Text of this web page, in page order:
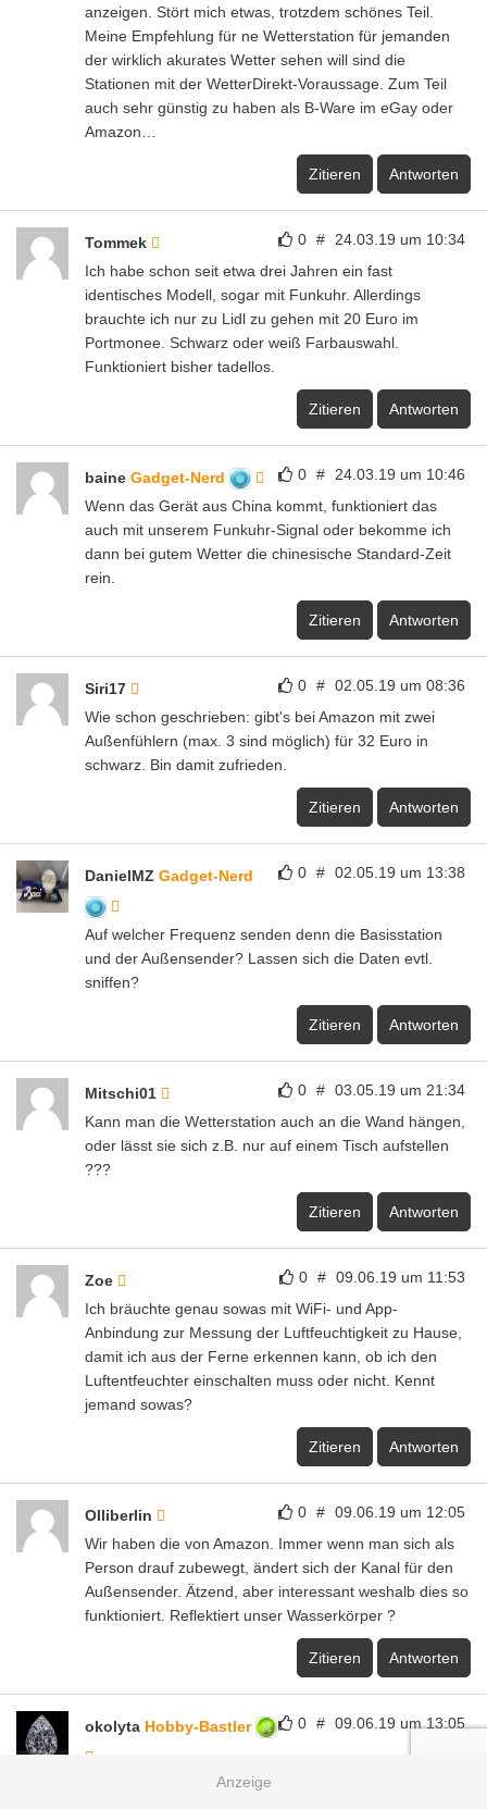
anzeigen. Stört mich etwas, trotzdem schönes Teil.
Meine Empfehlung für ne Wetterstation für jemanden
der wirklich akurates Wetter sehen will sind die
Stationen mit der WetterDirekt-Voraussage. Zum Teil
auch sehr günstig zu haben als B-Ware im eGay oder
Amazon…
Zitieren Antworten
0 # 24.03.19 um 10:34
Tommek
Ich habe schon seit etwa drei Jahren ein fast
identisches Modell, sogar mit Funkuhr. Allerdings
brauchte ich nur zu Lidl zu gehen mit 20 Euro im
Portmonee. Schwarz oder weiß Farbauswahl.
Funktioniert bisher tadellos.
Zitieren Antworten
0 # 24.03.19 um 10:46
baine Gadget-Nerd
Wenn das Gerät aus China kommt, funktioniert das
auch mit unserem Funkuhr-Signal oder bekomme ich
dann bei gutem Wetter die chinesische Standard-Zeit
rein.
Zitieren Antworten
0 # 02.05.19 um 08:36
Siri17
Wie schon geschrieben: gibt's bei Amazon mit zwei
Außenfühlern (max. 3 sind möglich) für 32 Euro in
schwarz. Bin damit zufrieden.
Zitieren Antworten
0 # 02.05.19 um 13:38
DanielMZ Gadget-Nerd
Auf welcher Frequenz senden denn die Basisstation
und der Außensender? Lassen sich die Daten evtl.
sniffen?
Zitieren Antworten
0 # 03.05.19 um 21:34
Mitschi01
Kann man die Wetterstation auch an die Wand hängen,
oder lässt sie sich z.B. nur auf einem Tisch aufstellen
???
Zitieren Antworten
0 # 09.06.19 um 11:53
Zoe
Ich bräuchte genau sowas mit WiFi- und App-
Anbindung zur Messung der Luftfeuchtigkeit zu Hause,
damit ich aus der Ferne erkennen kann, ob ich den
Luftentfeuchter einschalten muss oder nicht. Kennt
jemand sowas?
Zitieren Antworten
0 # 09.06.19 um 12:05
Olliberlin
Wir haben die von Amazon. Immer wenn man sich als
Person drauf zubewegt, ändert sich der Kanal für den
Außensender. Ätzend, aber interessant weshalb dies so
funktioniert. Reflektiert unser Wasserkörper ?
Zitieren Antworten
0 # 09.06.19 um 13:05
okolyta Hobby-Bastler
@Zoe: einfach ein Luftentfeuchter integrierten mit